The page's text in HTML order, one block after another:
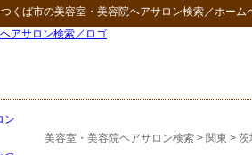
つくば市の美容室・美容院ヘアサロン検索／ホーム
美容室・美容院ヘアサロン検索 > 関東 > 茨